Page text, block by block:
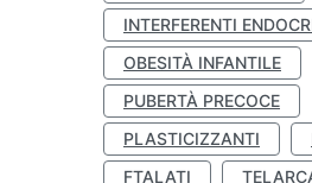
INTERFERENTI
OBESITÀ INFANTILE
PUBERTÀ PRECOCE
PLASTICIZZANTI
FTALATI